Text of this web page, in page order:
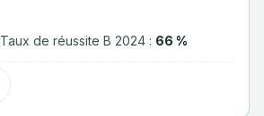
Taux de réussite B 2024 : 66 %